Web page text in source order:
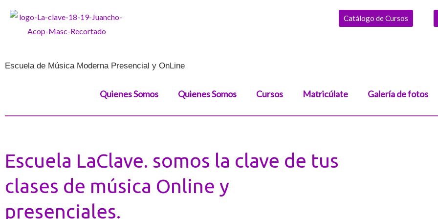
contenido
Catálogo de Cursos
Escuela de Música Moderna Presencial y OnLine
Quienes Somos Quienes Somos Cursos Matricúlate Galería de fotos
Escuela LaClave. somos la clave de tus
clases de música Online y
presenciales.